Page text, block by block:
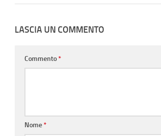
LASCIA UN COMMENTO
Commento*
Nome*